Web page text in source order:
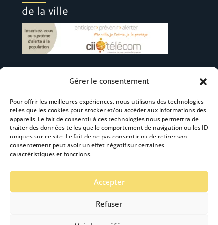
Gérer le consentement
Pour offrir les meilleures expériences, nous utilisons des technologies
telles que les cookies pour stocker et/ou accéder aux informations des
appareils. Le fait de consentir à ces technologies nous permettra de
traiter des données telles que le comportement de navigation ou les ID
uniques sur ce site. Le fait de ne pas consentir ou de retirer son
consentement peut avoir un effet négatif sur certaines
caractéristiques et fonctions.
Accepter
Refuser
de la ville
Suivez-nous
S’abonner à la newsletter